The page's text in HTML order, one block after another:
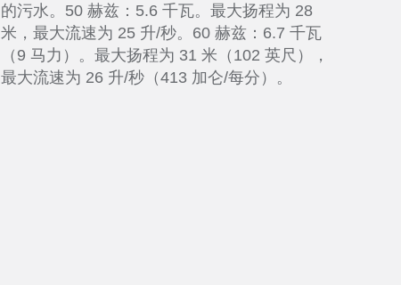
的污水。50 赫兹：5.6 千瓦。最大扬程为 28
米，最大流速为 25 升/秒。60 赫兹：6.7 千瓦
（9 马力）。最大扬程为 31 米（102 英尺），
最大流速为 26 升/秒（413 加仑/每分）。